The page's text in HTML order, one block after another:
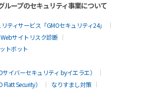
ループのセキュリティ事業について
ティサービス「GMOセキュリティ24」
Webサイトリスク診断
トボット
イバーセキュリティ byイエラエ）
Security）
なりすまし対策